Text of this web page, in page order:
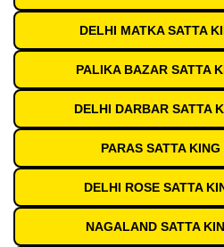
DELHI MATKA SATTA
PALIKA BAZAR SATTA
DELHI DARBAR SATTA
PARAS SATTA
DELHI ROSE SATTA
NAGALAND SATTA